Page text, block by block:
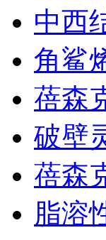
中西
角鲨
蓓森
破壁
蓓森
脂溶